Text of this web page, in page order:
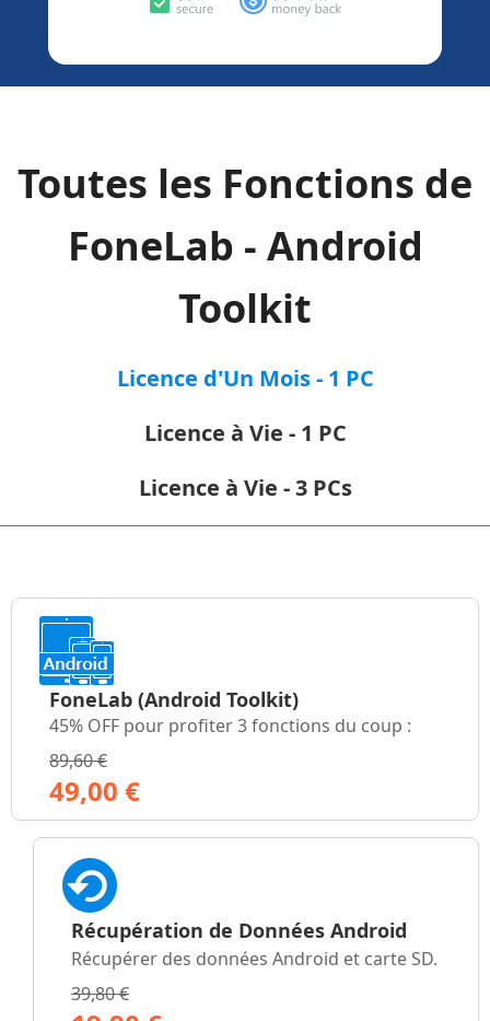
Toutes les Fonctions de
FoneLab - Android
Toolkit
Licence d'Un Mois - 1 PC
Licence à Vie - 1 PC
Licence à Vie - 3 PCs
FoneLab (Android Toolkit)
45% OFF pour profiter 3 fonctions du coup :
89,60 €
49,00 €
Récupération de Données Android
Récupérer des données Android et carte SD.
39,80 €